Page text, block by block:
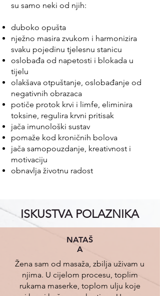
su samo neki od njih:
duboko opušta
nježno masira zvukom i harmonizira
svaku pojedinu tjelesnu stanicu
oslobađa od napetosti i blokada u
tijelu
olakšava otpuštanje, oslobađanje od
negativnih obrazaca
potiče protok krvi i limfe, eliminira
toksine, regulira krvni pritisak
jača imunološki sustav
pomaže kod kroničnih bolova
jača samopouzdanje, kreativnost i
motivaciju
obnavlja životnu radost
ISKUSTVA POLAZNIKA
NATAŠ
A
Žena sam od masaža, zbilja uživam u
njima. U cijelom procesu, toplim
rukama maserke, toplom ulju koje